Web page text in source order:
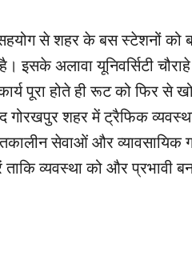
से शहर के बस स्टेशनों को
अलावा यूनिवर्सिटी
पूरा होते ही रूट को फिर से
गोरखपुर शहर में ट्रैफिक
सेवाओं और
व्यवस्था को और प्रभावी